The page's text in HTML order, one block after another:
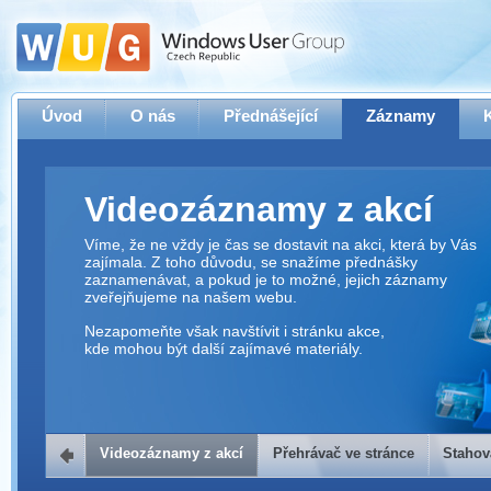
Úvod O nás Přednášející Záznamy
Videozáznamy z akcí
Víme, že ne vždy je čas se dostavit na akci, která by Vás
zajímala. Z toho důvodu, se snažíme přednášky
zaznamenávat, a pokud je to možné, jejich záznamy
zveřejňujeme na našem webu.
Nezapomeňte však navštívit i stránku akce,
kde mohou být další zajímavé materiály.
Přehrávač ve stránce
Videozáznamy z akcí Přehrávač ve stránce